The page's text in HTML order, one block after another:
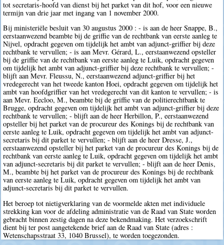
tot secretaris-hoofd van dienst bij het parket van dit hof, voor een nieuwe
termijn van drie jaar met ingang van 1 november 2000.
Bij ministeriële besluit van 30 augustus 2000 : - is aan de heer Snappe, B.,
eerstaanwezend beambte bij de griffie van de rechtbank van eerste aanleg te
Nijvel, opdracht gegeven om tijdelijk het ambt van adjunct-griffier bij deze
rechtbank te vervullen; - is aan Mevr. Gérard, L., eerstaanwezend opsteller
bij de griffie van de rechtbank van eerste aanleg te Luik, opdracht gegeven
om tijdelijk het ambt van adjunct-griffier bij deze rechtbank te vervullen; -
blijft aan Mevr. Fleussu, N., eerstaanwezend adjunct-griffier bij het
vredegerecht van het tweede kanton Hoei, opdracht gegeven om tijdelijk het
ambt van hoofdgriffier van het vredegerecht van dit kanton te vervullen; - is
aan Mevr. Eecloo, M., beambte bij de griffie van de politierechtbank te
Brugge, opdracht gegeven om tijdelijk het ambt van adjunct-griffier bij deze
rechtbank te vervullen; - blijft aan de heer Herbillon, P., eerstaanwezend
opsteller bij het parket van de procureur des Konings bij de rechtbank van
eerste aanleg te Luik, opdracht gegeven om tijdelijk het ambt van adjunct-
secretaris bij dit parket te vervullen; - blijft aan de heer Dresse, J.,
eerstaanwezend opsteller bij het parket van de procureur des Konings bij de
rechtbank van eerste aanleg te Luik, opdracht gegeven om tijdelijk het ambt
van adjunct-secretaris bij dit parket te vervullen; - blijft aan de heer Denis,
M., beambte bij het parket van de procureur des Konings bij de rechtbank
van eerste aanleg te Luik, opdracht gegeven om tijdelijk het ambt van
adjunct-secretaris bij dit parket te vervullen.
Het beroep tot nietigverklaring van de voormelde akten met individuele
strekking kan voor de afdeling administratie van de Raad van State worden
gebracht binnen zestig dagen na deze bekendmaking. Het verzoekschrift
dient bij ter post aangetekende brief aan de Raad van State (adres :
Wetenschapsstraat 33, 1040 Brussel), te worden toegezonden.